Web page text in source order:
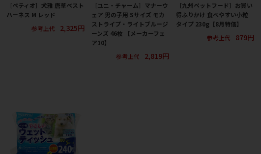
［ペティオ］犬雅 唐草ベスト
ハーネス M レッド
参考上代
2,325円
［ユニ・チャーム］マナーウ
ェア 男の子用 Sサイズ モカ
ストライプ・ライトブルージ
ーンズ 46枚 【メーカーフェ
ア10】
参考上代
2,819円
［九州ペットフード］お買い
得ふりかけ 食べやすい小粒
タイプ 230g【8月特価】
参考上代
879円